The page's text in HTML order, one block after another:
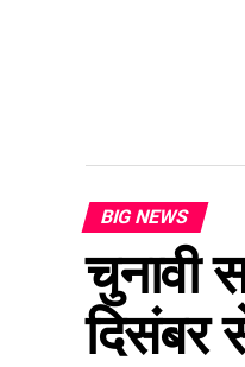
BIG NEWS
चुनावी
दिसंबर